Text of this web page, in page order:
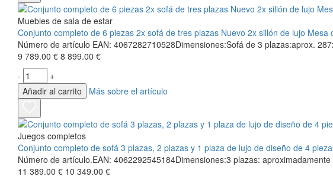
Muebles de sala de estar
Conjunto completo de 6 piezas 2x sofá de tres plazas Nuevo 2x sillón de lujo Mesa
Número de artículo EAN: 4067282710528Dimensiones:Sofá de 3 plazas:aprox.
9 789.00 € 8 899.00 €
-
+
Añadir al carrito
Más sobre el artículo
Juegos completos
Conjunto completo de sofá 3 plazas, 2 plazas y 1 plaza de lujo de diseño de 4
Número de artículo.EAN: 4062292545184Dimensiones:3 plazas:
11 389.00 € 10 349.00 €